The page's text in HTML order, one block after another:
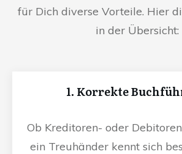
für Dich diverse Vorteile. Hier
in der Übersicht:
1. Korrekte
Ob Kreditoren- oder
ein Treuhänder kennt sich